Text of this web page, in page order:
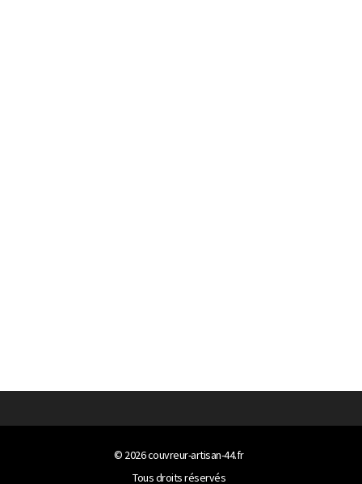
© 2026couvreur-artisan-44.fr
Tous droits réservés